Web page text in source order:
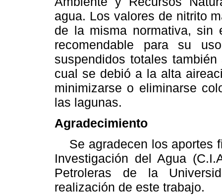
agua. Los valores de nitrito
de la misma normativa, sin
recomendable para su
suspendidos totales
cual se debió a la alta
minimizarse o eliminarse
las lagunas.
Agradecimiento
Se agradecen los aportes
Investigación del Agua
Petroleras de la
realización de este trabajo.